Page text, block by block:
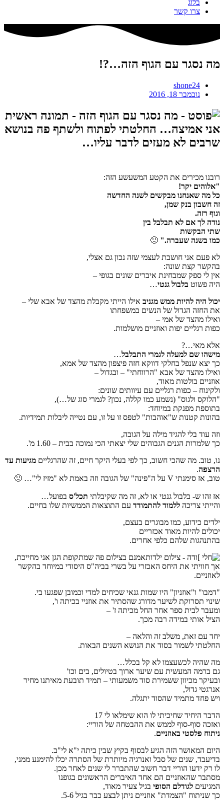
בלוג
צרו קשר
מה נסגר עם הגוף הזה…?!
shone24
נובמבר 18, 2016
אני אמיצה… החלטתי לפתוח ולשתף פה בנושא
שרבים לא מעזים לדבר עליו…
רובנו מכירים את הקטע המשעשע הזה:
"אלוהים יקר!
כל מה שאנחנו מבקשים לשנה החדשה
זה חשבון בנק שמן,
וגוף רזה.
נודה לך אם לא תבלבל בין
שתי הבקשות
כמו בשנה שעברה." 🙂
לא פעם אני חושבת לעצמי שזה נכון גם אצלי,
בהקשר קצת שונה:
אין לי ספק שמבחינת איברים שונים בגופי –
היה פשוט בלבול גנטי…
יכול היה להיות ממש מגניב אילו הייתי מקבלת מהצד של אבא שלי –
את החזה הגדול של הנשים במשפחתו
ואילו מהצד של אמי –
כפות רגליים יפות ואוזניים מושלמות.
אלא מאי…?
מישהו שם למעלה לגמרי התבלבל…
כך יצא שנפל בחלקי דווקא חזה פיצפון מהצד של אמא,
ואילו מהצד של אבא "הרווחתי" – ובגדול –
אוזניים בולטות מאוד,
ולקינוח – כפות רגליים עם עיוותים שונים:
"הלוקס ולגוס" (נשמע כמו קללה, נכון? לגמרי סוג של…),
בתוספת מפנקת במיוחד:
בהונות קטנות ש"אוהבות" לטפס זו על זו, עם נטייה ליבלות תמידיות.
וזה עוד בלי להגיד מילה על הגובה,
כך שלמרות הגנים הגבוהים שלי יצאתי הכי נמוכה בבית – 1.60 מ'.
נו, טוב. מה שהכי חשוב, כך לפי בעלי היקר חיים, זה שהרגליים מגיעות עד
הרצפה.
טוב, אז סימנתי V על ה"פינה" של הגובה וזה באמת לא "מזיז לי"… 🙂
אז זהו ש- בלבול גנטי או לא, זה מה שקיבלתי תכל'ס בפועל…
והייתי צריכה ללמוד להתמודד עם התוצאות הממשיות שלו בחיים.
ילדים כידוע, כמו מבוגרים בעצם,
יכולים להיות מאוד אכזריים
בהתנהגות שלהם כלפי אחרים.
אמנם בצילום פה שמתקופת הגן אני מחייכת,
אך חוויתי את היחס האכזרי על בשרי בביה"ס היסודי במיוחד בהקשר
לאוזניים.
"דמבו" ו"אוזניון" היו שמות גנאי שכיחים למדי וכמובן שפגעו בי.
שינוי תסרוקת לשיער מדורג שהסתיר את אוזניי בכיתה ו',
ומעבר לבית ספר אחר החל מכיתה ז' –
הציל אותי במידה רבה מכך.
יחד עם זאת, משלב זה והלאה –
החלטתי לשמור בסוד את הנושא השנים הבאות.
מה שהיה לכשעצמו לא קל בכלל…
גם ברמה המעשית עם שיער ארוך בטיולים, בים וכו'
ובעיקר מכיוון ששמירת סוד משמעותי – תמיד תובעת מאיתנו מחיר
אנרגטי גדול,
ויש פחד מתמיד שהסוד יתגלה.
הדבר היחיד שחיכיתי לו הוא שימלאו לי 17
ואזכה סוף-סוף לממש את ההבטחה של הוריי:
ניתוח פלסטי באוזניים.
היום המאושר הזה הגיע לבסוף בקיץ שבין כיתה י"א לי"ב.
בדיעבד, שנים של סבל ואנרגיה מיותרת של הסתרה יכלו להימנע ממני,
לו רק ידעו הוריי דבר חשוב שהתברר לי שנים לאחר מכן.
מסתבר שהאוזניים הם אחד האיברים הראשונים בגופנו
המגיעים לגודלם הסופי בגיל צעיר מאוד,
כך שניתוח "הצמדת" אוזניים ניתן לבצע כבר בגיל 5-6.